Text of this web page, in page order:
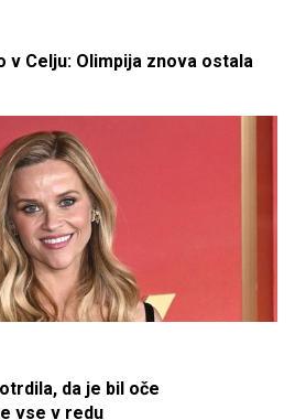
v Celju: Olimpija znova ostala
da je bil oče
vse v redu